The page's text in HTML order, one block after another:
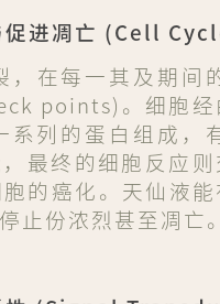
促进凋亡 (Cell
，在每一其及期
points)。细胞
列的蛋白组成，
最终的细胞反应
的癌化。天仙液
止份浓烈甚至凋亡。